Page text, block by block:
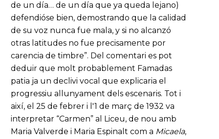
de un día… de un día que ya queda lejano)
defendióse bien, demostrando que la calidad
de su voz nunca fue mala, y si no alcanzó
otras latitudes no fue precisamente por
carencia de timbre”. Del comentari es pot
deduir que molt probablement Famadas
patia ja un declivi vocal que explicaria el
progressiu allunyament dels escenaris. Tot i
així, el 25 de febrer i l'1 de març de 1932 va
interpretar “Carmen” al Liceu, de nou amb
Maria Valverde i Maria Espinalt com a Micaela,